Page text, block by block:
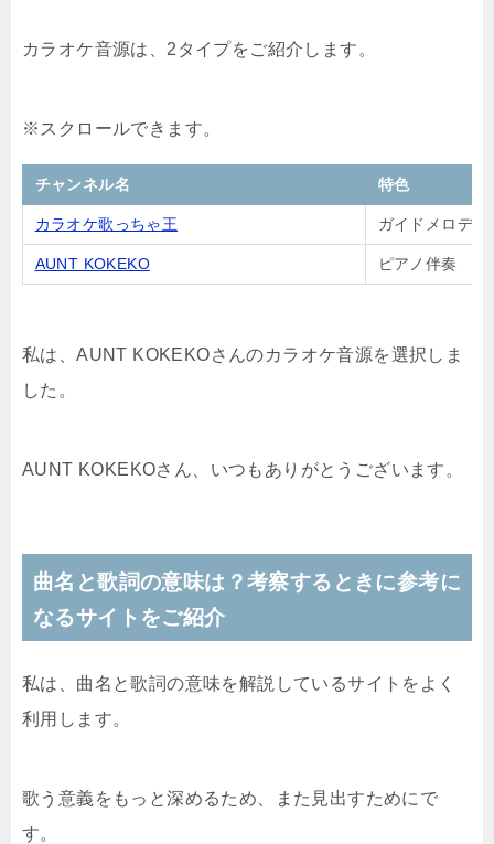
カラオケ音源は、2タイプをご紹介します。
チャンネル名 特色
カラオケ歌っちゃ王 ガイドメロディ
AUNT KOKEKO ピアノ伴奏
私は、AUNT KOKEKOさんのカラオケ音源を選択しま
した。
AUNT KOKEKOさん、いつもありがとうございます。
曲名と歌詞の意味は？考察するときに参考に
なるサイトをご紹介
私は、曲名と歌詞の意味を解説しているサイトをよく
利用します。
歌う意義をもっと深めるため、また見出すためにで
す。